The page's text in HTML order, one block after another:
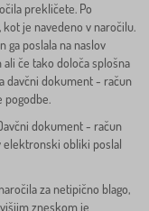
prekličete. Po
je navedeno v naročilu.
ga poslala na naslov
če tako določa splošna
davčni dokument - račun
pogodbe.
dokument - račun
elektronski obliki poslal
za netipično blago,
zneskom je